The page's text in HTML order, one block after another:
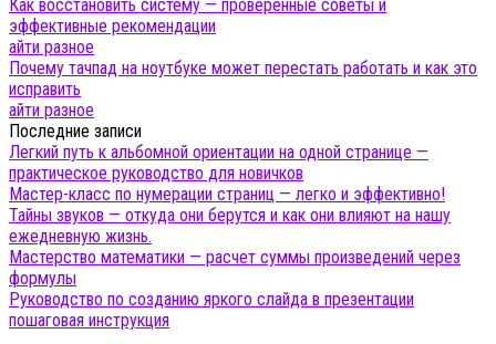
Как восстановить систему — проверенные советы и
эффективные рекомендации
айти разное
Почему тачпад на ноутбуке может перестать работать и как это
исправить
айти разное
Последние записи
Легкий путь к альбомной ориентации на одной странице —
практическое руководство для новичков
Мастер-класс по нумерации страниц — легко и эффективно!
Тайны звуков — откуда они берутся и как они влияют на нашу
ежедневную жизнь.
Мастерство математики — расчет суммы произведений через
формулы
Руководство по созданию яркого слайда в презентации
пошаговая инструкция